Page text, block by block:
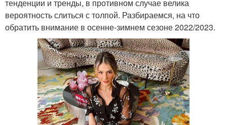
тенденции и тренды, в противном случае велика
вероятность слиться с толпой. Разбираемся, на что
обратить внимание в осенне-зимнем сезоне 2022/2023.